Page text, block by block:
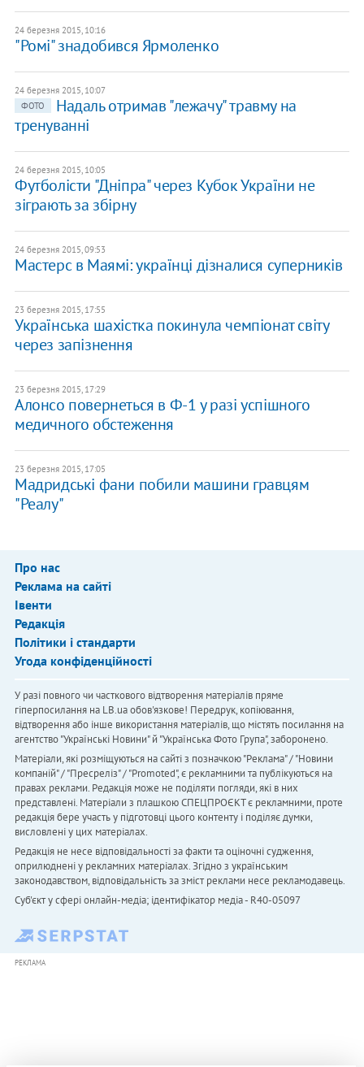
24 березня 2015, 10:16
"Ромі" знадобився Ярмоленко
24 березня 2015, 10:07
ФОТО
Надаль отримав "лежачу" травму на
тренуванні
24 березня 2015, 10:05
Футболісти "Дніпра" через Кубок України не
зіграють за збірну
24 березня 2015, 09:53
Мастерс в Маямі: українці дізналися суперників
23 березня 2015, 17:55
Українська шахістка покинула чемпіонат світу
через запізнення
23 березня 2015, 17:29
Алонсо повернеться в Ф-1 у разі успішного
медичного обстеження
23 березня 2015, 17:05
Мадридські фани побили машини гравцям
"Реалу"
Про нас
Реклама на сайті
Івенти
Редакція
Політики і стандарти
Угода конфіденційності
У разі повного чи часткового відтворення матеріалів пряме
гіперпосилання на LB.ua обов'язкове! Передрук, копіювання,
відтворення або інше використання матеріалів, що містять посилання на
агентство "Українськi Новини" й "Українська Фото Група", заборонено.
Матеріали, які розміщуються на сайті з позначкою "Реклама" / "Новини
компаній" / "Пресреліз" / "Promoted", є рекламними та публікуються на
правах реклами. Редакція може не поділяти погляди, які в них
представлені. Матеріали з плашкою СПЕЦПРОЄКТ є рекламними, проте
редакція бере участь у підготовці цього контенту і поділяє думки,
висловлені у цих матеріалах.
Редакція не несе відповідальності за факти та оціночні судження,
оприлюднені у рекламних матеріалах. Згідно з українським
законодавством, відповідальність за зміст реклами несе рекламодавець.
Cуб'єкт у сфері онлайн-медіа; ідентифікатор медіа - R40-05097
РЕКЛАМА